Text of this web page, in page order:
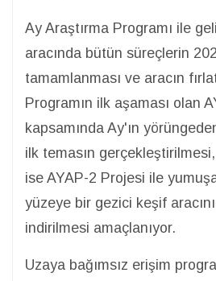
Ay Araştırma Programı ile
aracında bütün süreçlerin
tamamlanması ve aracın
Programın ilk aşaması olan
kapsamında Ay'ın
ilk temasın
ise AYAP-2 Projesi ile
yüzeye bir gezici keşif
indirilmesi amaçlanıyor.
Uzaya bağımsız erişim